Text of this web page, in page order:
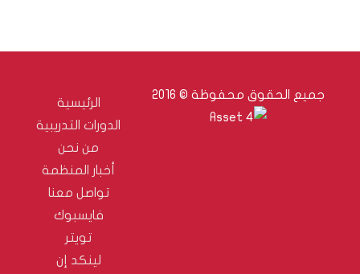
الرئيسية
الدورات التدريبية
من نحن
أخبار المنظمة
تواصل معنا
فايسبوك
تويتر
لينكد إن
جميع الحقوق محفوظة © 2016